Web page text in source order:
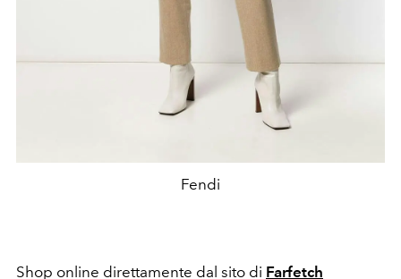
Fendi
Shop online direttamente dal sito di Farfetch